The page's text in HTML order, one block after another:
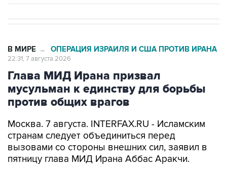
В МИРЕ → ОПЕРАЦИЯ ИЗРАИЛЯ И США ПРОТИВ ИРАНА
22:31, 7 августа 2026
Глава МИД Ирана призвал
мусульман к единству для борьбы
против общих врагов
Москва. 7 августа. INTERFAX.RU - Исламским
странам следует объединиться перед
вызовами со стороны внешних сил, заявил в
пятницу глава МИД Ирана Аббас Аракчи.